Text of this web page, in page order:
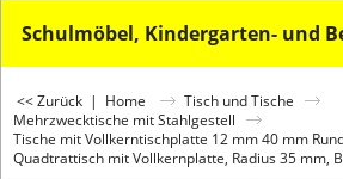
Schulmöbel, Kindergarten- und
<< Zurück | Home
Tisch und Tische
Mehrzwecktische mit Stahlgestell
Tische mit Vollkerntischplatte 12 mm 40 mm
Quadtrattisch mit Vollkernplatte, Radius 35 mm,